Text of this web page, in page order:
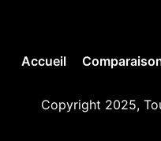
Accueil
Copyright 2025,